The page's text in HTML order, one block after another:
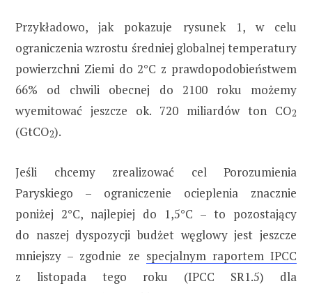
Przykładowo, jak pokazuje rysunek 1, w celu
ograniczenia wzrostu średniej globalnej temperatury
powierzchni Ziemi do 2°C z prawdopodobieństwem
66% od chwili obecnej do 2100 roku możemy
wyemitować jeszcze ok. 720 miliardów ton CO2
(GtCO2).
Jeśli chcemy zrealizować cel Porozumienia
Paryskiego – ograniczenie ocieplenia znacznie
poniżej 2°C, najlepiej do 1,5°C – to pozostający
do naszej dyspozycji budżet węglowy jest jeszcze
mniejszy – zgodnie ze specjalnym raportem IPCC
z listopada tego roku (IPCC SR1.5) dla